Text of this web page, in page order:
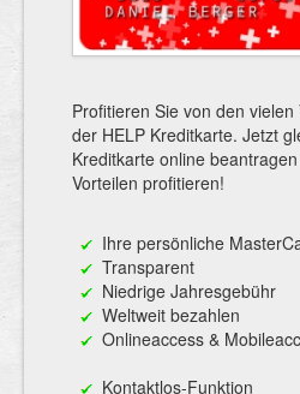
Profitieren Sie von den
der HELP Kreditkarte. Jetzt
Kreditkarte online
Vorteilen profitieren!
Ihre persönliche
Transparent
Niedrige Jahresgebühr
Weltweit bezahlen
Onlineaccess &
Kontaktlos-Funktion